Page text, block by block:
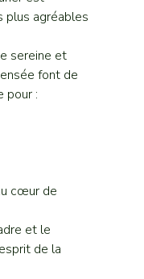
plus agréables
sereine et
font de
pour :
cœur de
et le
de la